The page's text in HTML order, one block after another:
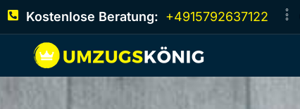
Kostenlose Beratung: +4915792637122